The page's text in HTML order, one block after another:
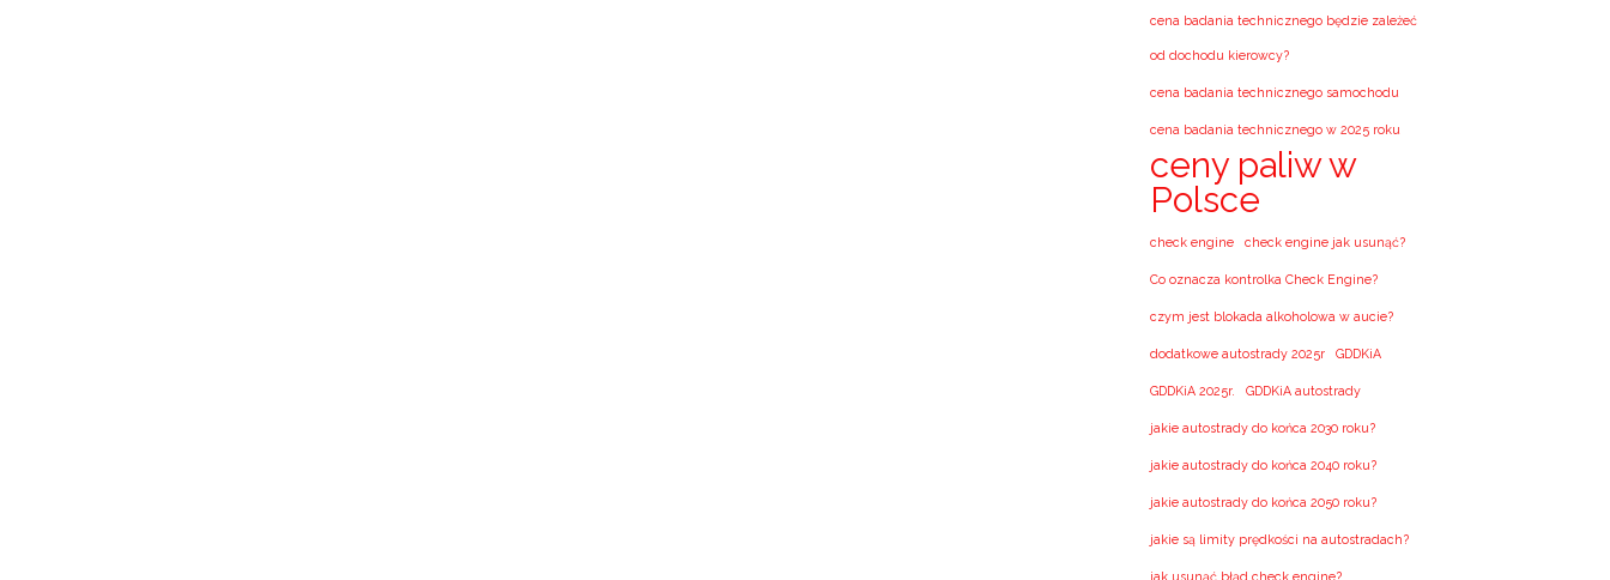
cena badania technicznego będzie zależeć
od dochodu kierowcy?
cena badania technicznego samochodu
cena badania technicznego w 2025 roku
ceny paliw w
Polsce
check engine check engine jak usunąć?
Co oznacza kontrolka Check Engine?
czym jest blokada alkoholowa w aucie?
dodatkowe autostrady 2025r GDDKiA
GDDKiA 2025r. GDDKiA autostrady
jakie autostrady do końca 2030 roku?
jakie autostrady do końca 2040 roku?
jakie autostrady do końca 2050 roku?
jakie są limity prędkości na autostradach?
jak usunąć błąd check engine?